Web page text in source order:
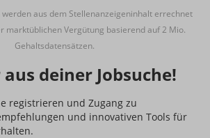
aus dem Stellenanzeigeninhalt errechnet
marktüblichen Vergütung basierend auf 2 Mio.
Gehaltsdatensätzen.
deiner Jobsuche!
registrieren und Zugang zu
und innovativen Tools für